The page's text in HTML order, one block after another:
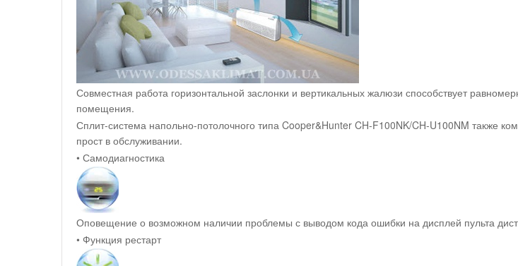
Совместная работа горизонтальной заслонки и вертикальных жалюзи способствует
помещения.
Сплит-система напольно-потолочного типа Cooper&Hunter CH-F100NK/CH-U100NM также
прост в обслуживании.
• Самодиагностика
Оповещение о возможном наличии проблемы с выводом кода ошибки на дисплей пульта
• Функция рестарт